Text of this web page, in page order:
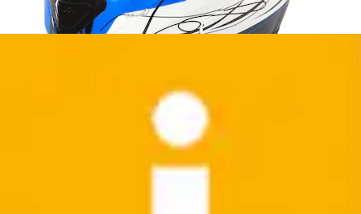
Kinderfahrradhelm »BMX-Helm Splash«